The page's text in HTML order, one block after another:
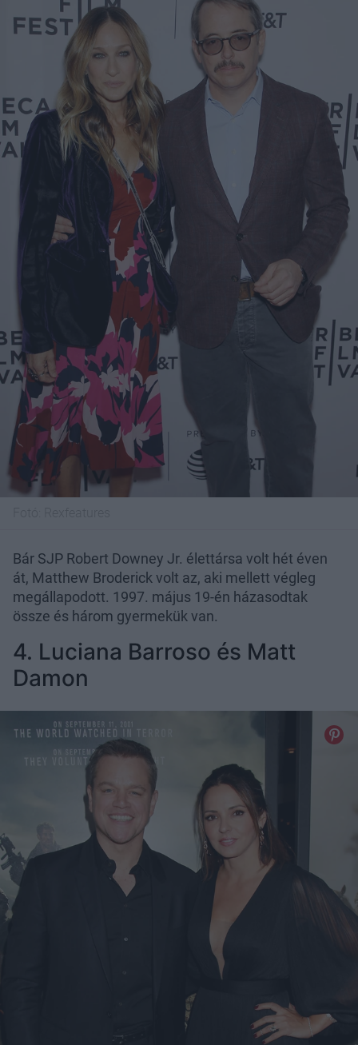
Bár SJP Robert Downey Jr. élettársa volt hét éven
át, Matthew Broderick volt az, aki mellett végleg
megállapodott. 1997. május 19-én házasodtak
össze és három gyermekük van.
4. Luciana Barroso és Matt
Damon